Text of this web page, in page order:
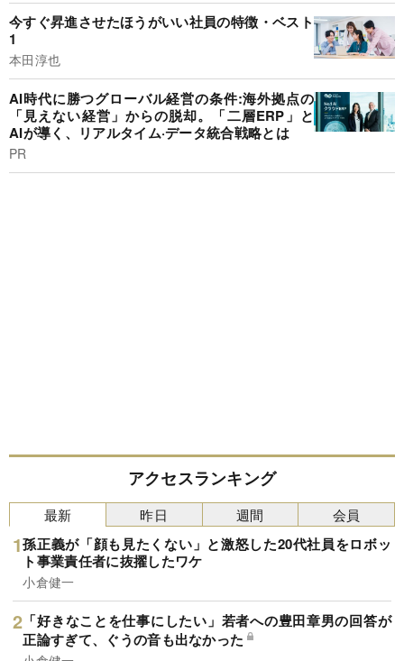
今すぐ昇進させたほうがいい社員の特徴・ベスト
1
本田淳也
AI時代に勝つグローバル経営の条件:海外拠点の
「見えない経営」からの脱却。「二層ERP」と
AIが導く、リアルタイム·データ統合戦略とは
PR
アクセスランキング
最新
孫正義が「顔も見たくない」と激怒した20代社員をロボッ
ト事業責任者に抜擢したワケ
小倉健一
「好きなことを仕事にしたい」若者への豊田章男の回答が
正論すぎて、ぐうの音も出なかった
昨日 週間 会員